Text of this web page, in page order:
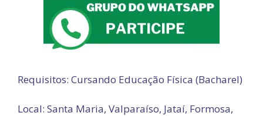
Requisitos: Cursando Educação Física (Bacharel)
Local: Santa Maria, Valparaíso, Jataí, Formosa,